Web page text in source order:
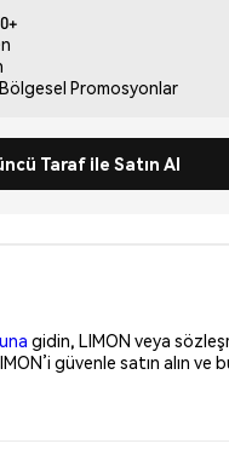
Bölgesel Promosyonlar
Taraf ile Satın Al
gidin, LIMON veya
güvenle satın alın ve